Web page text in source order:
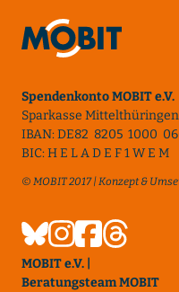
Spendenkonto MOBIT e.V.
Sparkasse Mittelthüringen
IBAN: DE82 8205 1000
BIC: H E L A D E F 1 W E M
© MOBIT 2017 | Konzept &
MOBIT e.V. |
Beratungsteam MOBIT